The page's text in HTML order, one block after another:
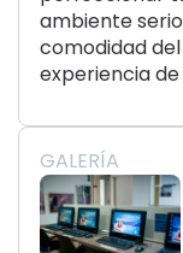
ambiente
comodidad
experiencia
GALERÍA